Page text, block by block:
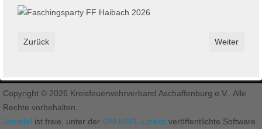
Vorheriger Beitrag: Deutsche Feuerwehr-Zeitung 01/2026
Zurück Nächster
Weiter
Copyright © 2026 Kreisfeuerwehrverband Aschaffenburg e.V.. Alle
Rechte vorbehalten.
Joomla! ist freie, unter der GNU/GPL-Lizenz veröffentlichte Software.